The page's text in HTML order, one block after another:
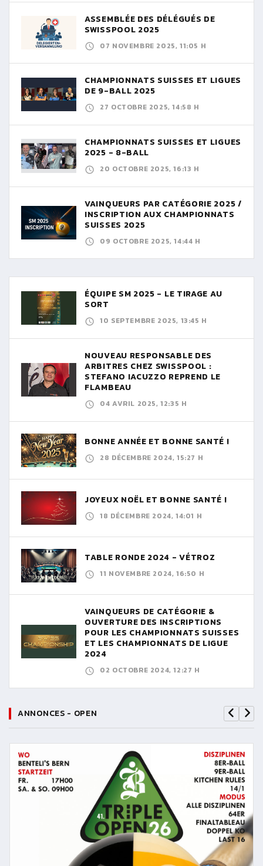
ASSEMBLÉE DES DÉLÉGUÉS DE
SWISSPOOL 2025
07 NOVEMBRE 2025, 11:05 H
CHAMPIONNATS SUISSES ET LIGUES
DE 9-BALL 2025
27 OCTOBRE 2025, 14:58 H
CHAMPIONNATS SUISSES ET LIGUES
2025 - 8-BALL
20 OCTOBRE 2025, 16:13 H
VAINQUEURS PAR CATÉGORIE 2025 /
INSCRIPTION AUX CHAMPIONNATS
SUISSES 2025
09 OCTOBRE 2025, 14:44 H
ÉQUIPE SM 2025 - LE TIRAGE AU
SORT
10 SEPTEMBRE 2025, 13:45 H
NOUVEAU RESPONSABLE DES
ARBITRES CHEZ SWISSPOOL :
STEFANO IACUZZO REPREND LE
FLAMBEAU
04 AVRIL 2025, 12:35 H
BONNE ANNÉE ET BONNE SANTÉ !
28 DÉCEMBRE 2024, 15:27 H
JOYEUX NOËL ET BONNE SANTÉ !
18 DÉCEMBRE 2024, 14:01 H
TABLE RONDE 2024 - VÉTROZ
11 NOVEMBRE 2024, 16:50 H
VAINQUEURS DE CATÉGORIE &
OUVERTURE DES INSCRIPTIONS
POUR LES CHAMPIONNATS SUISSES
ET LES CHAMPIONNATS DE LIGUE
2024
02 OCTOBRE 2024, 12:27 H
ANNONCES - OPEN